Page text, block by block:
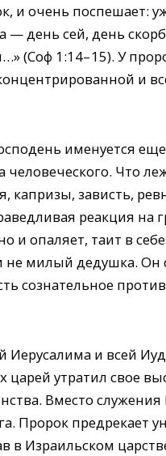
и очень поспешает:
— день сей, день
(Соф 1:14– 15). У
и
именуется
Что
зависть,
реакция на
и опаляет, таит в
не милый дедушка.
сознательное
и всей
утратил свое
Вместо
Пророк предрекает
в Израильском